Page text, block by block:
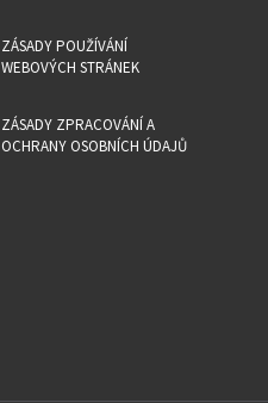
ZÁSADY POUŽÍVÁNÍ
WEBOVÝCH STRÁNEK
ZÁSADY ZPRACOVÁNÍ A
OCHRANY OSOBNÍCH ÚDAJŮ